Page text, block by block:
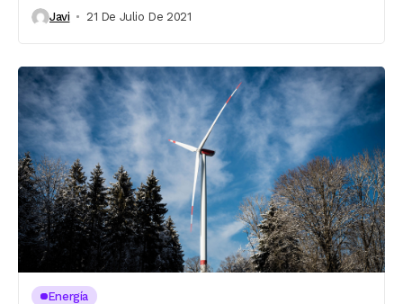
Javi 21 De Julio De 2021
Energía